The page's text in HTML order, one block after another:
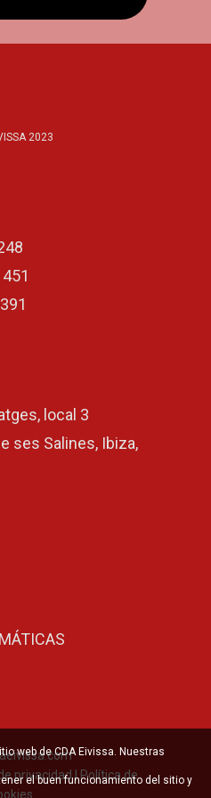
2023
local 3
ses Salines, Ibiza,
privacidad|Política de
web de CDA Eivissa. Nuestras
el buen funcionamiento del sitio y